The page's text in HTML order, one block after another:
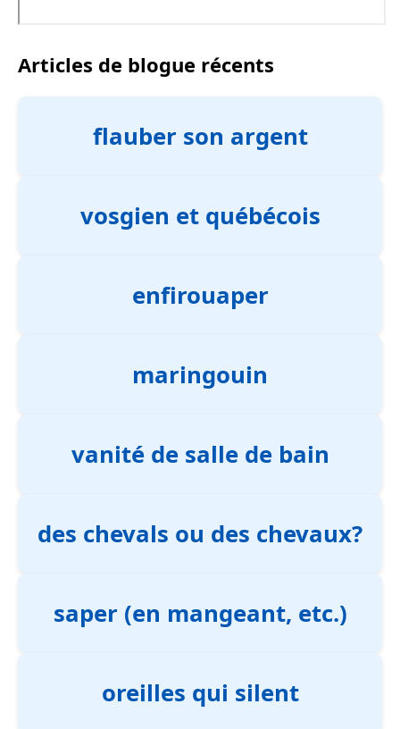
Articles de blogue récents
flauber son argent
vosgien et québécois
enfirouaper
maringouin
vanité de salle de bain
des chevals ou des chevaux?
saper (en mangeant, etc.)
oreilles qui silent